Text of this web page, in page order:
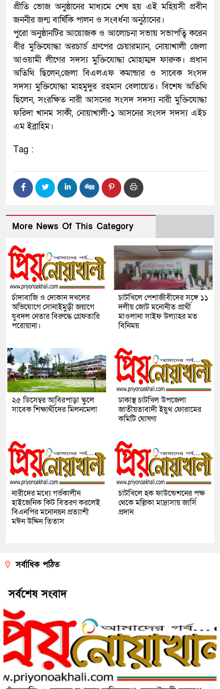
প্রীতি ভোজ অনুষ্ঠানের মাধ্যমে শেষ হয় এই মহিয়সী প্রবীন
জননীর জন্ম বার্ষিকি পালন ও সংবর্ধনা অনুঠানের।
পুরো অনুষ্ঠানটির আয়োজক ও আলোচনা সভায় সভাপত্বি করেন
বীর মুক্তিযোদ্ধা অরচার্ড গ্রুপের চেয়ারম্যান, নোয়াখালী জেলা
আওয়ামী লীগের সদস্য মুক্তিযোদ্ধা মোহাম্মদ ফারুক। প্রধান
অতিথি ছিলেন,জেলা বিএলএফ কমান্ডার ও সাবেক সংসদ
সদস্য মুক্তিযোদ্ধা মাহমুদুর রহমান বেলায়েত। বিশেষ অতিথি
ছিলেন, সংরক্ষিত নারী আসনের সংসদ সদস্য নারী মুক্তিযোদ্ধা
ফরিদা খানম সাকী, নোয়াখালী-১ আসনের সংসদ সদস্য এইচ
এম ইব্রাহিম।
Tag :
More News Of This Category
চাঁদাবাজি ও দোকান দখলের
অভিযোগে সোনাইমুড়ী জয়াগে
যুবদল নেতার বিরুদ্ধে গ্রেফতারি
পরোয়ানা।
চাটখিলে পেশাজীবীদের সঙ্গে ১১
দলীয় জোট মনোনীত প্রার্থী
মাওলানা সাইফ উল্যাহর মত
বিনিময়
২৫ ডিসেম্বর আবিরপাড়া স্কুলে
সাবেক শিক্ষার্থীদের মিলনমেলা
ঢাকাস্থ চাটখিল উপজেলা
জাতীয়তাবাদী ইয়ুথ ফোরামের
কমিটি ঘোষণা
নারীদের মধ্যে গর্ভকালীন
হাইজেনিক কিট বিতরণ করলেই
বিএনপির মনোনয়ন প্রত্যাশী
মঈন উদ্দিন তিতাস
চাটখিলে হক ফাউন্ডেশনের পক্ষ
থেকে মল্লিকা মাদ্রাসায় জার্সি
প্রদান
সর্বাধিক পঠিত
সর্বশেষ সংবাদ